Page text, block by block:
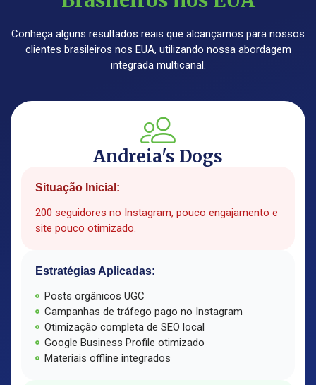
Conheça alguns resultados reais que alcançamos para nossos
clientes brasileiros nos EUA, utilizando nossa abordagem
integrada multicanal.
Andreia's Dogs
Situação Inicial:
200 seguidores no Instagram, pouco engajamento e
site pouco otimizado.
Estratégias Aplicadas:
Posts orgânicos UGC
Campanhas de tráfego pago no Instagram
Otimização completa de SEO local
Google Business Profile otimizado
Materiais offline integrados